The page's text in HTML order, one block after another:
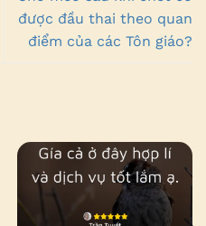
được đầu thai theo quan
điểm của các Tôn giáo?